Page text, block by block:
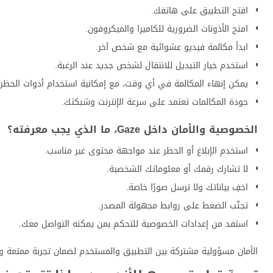
افتح التطبيق على هاتفك.
امنح الأذونات الضرورية للكاميرا والميكروفون.
ابدأ مكالمة فيديو عشوائية مع شخص آخر.
استخدم خيار التبديل للانتقال لشخص جديد عند الرغبة.
يمكن إنهاء المكالمة في أي وقت، مع إمكانية استخدام أدوات الحظر
جودة المكالمات تعتمد على سرعة الإنترنت وشبكتك.
الخصوصية والأمان داخل Gaze، ما الذي يجب معرفته؟
استخدم الإبلاغ أو الحظر عند مواجهة محتوى غير مناسب.
لا تشارك رقمك أو معلوماتك الشخصية.
اخفِ بياناتك ولا ترسل صورًا خاصة.
تجنّب الضغط على روابط مجهولة المصدر.
استفد من إعدادات الخصوصية للتحكم بمن يمكنه التواصل معك.
الأمان مسؤولية مشتركة بين التطبيق والمستخدم لضمان تجربة ممتعة